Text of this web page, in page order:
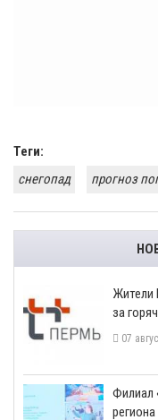
Теги:
снегопад
прогноз
​Жители
за
07
​Филиал